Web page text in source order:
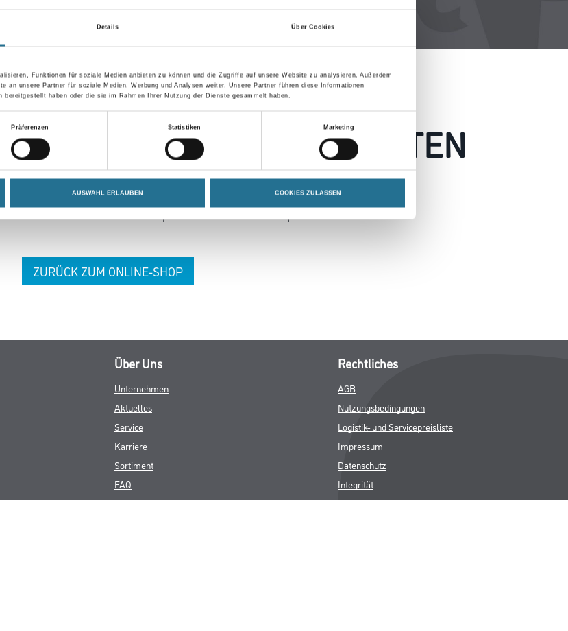
Details Über Cookies
Funktionen für soziale Medien anbieten zu können und die Zugriffe auf unsere Website zu analysieren. Außerdem
an unsere Partner für soziale Medien, Werbung und Analysen weiter. Unsere Partner führen diese Informationen
haben oder die sie im Rahmen Ihrer Nutzung der Dienste gesammelt haben.
Präferenzen Statistiken Marketing
AUSWAHL ERLAUBEN COOKIES ZULASSEN
IST AUFGETRETEN
der Lösung und werden das Problem so schnell wie möglich beheben.
ZURÜCK ZUM ONLINE-SHOP
Über Uns
Unternehmen
Aktuelles
Service
Karriere
Sortiment
FAQ
Rechtliches
AGB
Nutzungsbedingungen
Logistik- und Servicepreisliste
Impressum
Datenschutz
Integrität
Kontakt